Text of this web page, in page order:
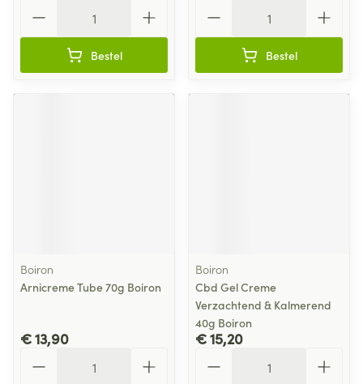
Bestel Bestel
Boiron
Arnicreme Tube 70g Boiron
€ 13,90
Boiron
Cbd Gel Creme
Verzachtend & Kalmerend
40g Boiron
€ 15,20